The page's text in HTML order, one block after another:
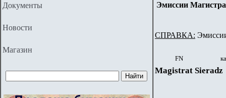
Документы
Новости
Магазин
Эмиссии
СПРАВКА:
FN
Magistrat Sieradz